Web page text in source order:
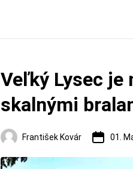
Veľký Lysec je
skalnými
František Kovár 01.
Regióny